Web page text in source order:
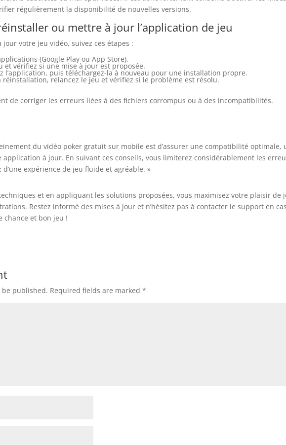
régulièrement la disponibilité de nouvelles versions.
ou mettre à jour l’application de jeu
votre jeu vidéo, suivez ces étapes :
(Google Play ou App Store).
et vérifiez si une mise à jour est proposée.
l’application, puis téléchargez-la à nouveau pour une installation propre.
réinstallation, relancez le jeu et vérifiez si le problème est résolu.
de corriger les erreurs liées à des fichiers corrompus ou à des incompatibilités.
du vidéo poker gratuit sur mobile est d’assurer une compatibilité optimale,
application à jour. En suivant ces conseils, vous limiterez considérablement les
expérience de jeu fluide et agréable. »
et en appliquant les solutions proposées, vous maximisez votre plaisir de
Restez informé des mises à jour et n’hésitez pas à contacter le support en
chance et bon jeu !
published. Required fields are marked*